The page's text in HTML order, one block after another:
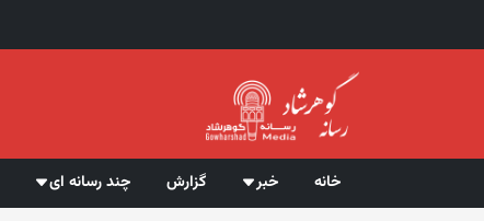
خانه خبر گزارش چند رسانه ای